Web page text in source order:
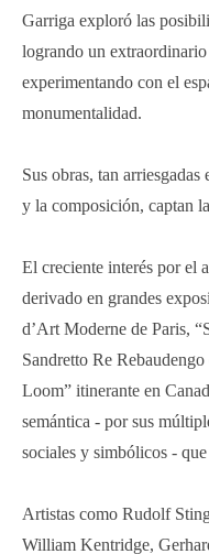
Garriga exploró las
logrando un
experimentando con el
monumentalidad.
Sus obras, tan
y la composición, captan
El creciente interés por el
derivado en grandes
d’Art Moderne de Paris,
Sandretto Re
Loom” itinerante en
semántica - por sus
sociales y simbólicos -
Artistas como Rudolf
William Kentridge,